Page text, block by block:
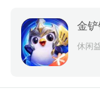
金
休闲